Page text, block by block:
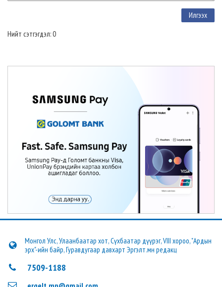
Нийт сэтгэгдэл: 0
Монгол Улс, Улаанбаатар хот, Сүхбаатар дүүрэг, VIII хороо, "Ардын
эрх"-ийн байр, Гуравдугаар давхарт Эргэлт.мн редакц
7509-1188